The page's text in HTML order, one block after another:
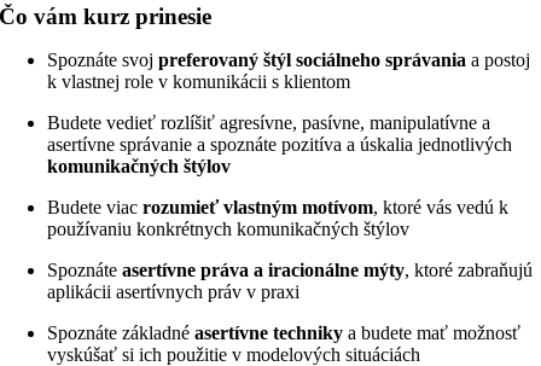
Čo vám kurz prinesie
Spoznáte svojpreferovaný štýl sociálneho správania a postoj
k vlastnej role v komunikácii s klientom
Budete vedieť rozlíšiť agresívne, pasívne, manipulatívne a
asertívne správanie a spoznáte pozitíva a úskalia jednotlivých
komunikačných štýlov
Budete viacrozumieť vlastným motívom, ktoré vás vedú k
používaniu konkrétnych komunikačných štýlov
Spoznáteasertívne práva a iracionálne mýty, ktoré zabraňujú
aplikácii asertívnych práv v praxi
Spoznáte základnéasertívne techniky a budete mať možnosť
vyskúšať si ich použitie v modelových situáciách